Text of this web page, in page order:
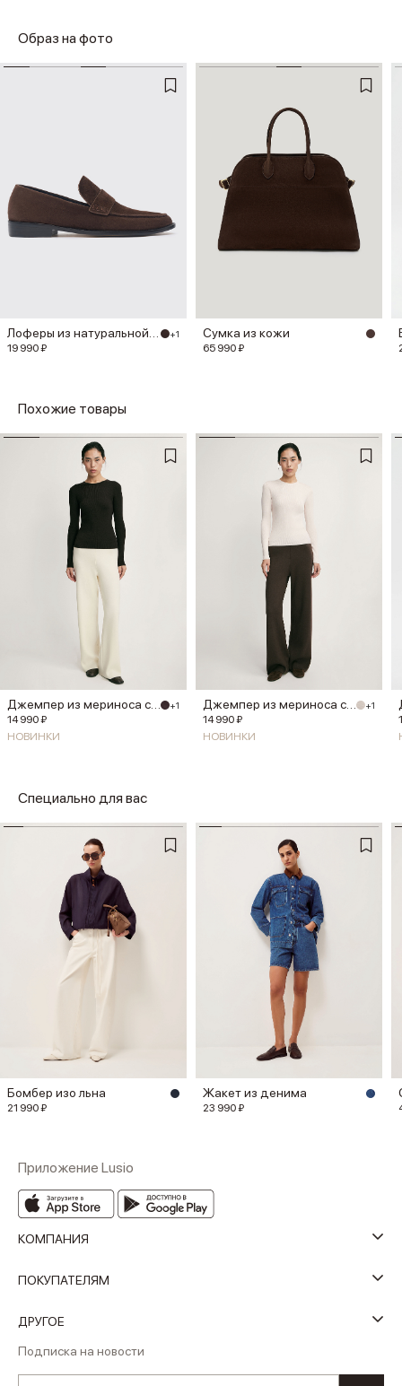
Образ на фото
Лоферы из натуральной замши +1
19 990 ₽
Сумка из кожи
65 990 ₽
Похожие товары
+1
14 990 ₽
НОВИНКИ
Джемпер из мериноса с шелком +1
14 990 ₽
НОВИНКИ
Специально для вас
Бомбер изо льна
21 990 ₽
Жакет из денима
23 990 ₽
Приложение Lusio
КОМПАНИЯ
ПОКУПАТЕЛЯМ
ДРУГОЕ
Подписка на новости